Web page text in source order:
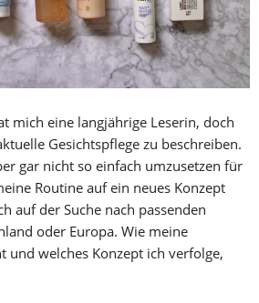
mich eine langjährige Leserin, doch
Gesichtspflege zu beschreiben.
gar nicht so einfach umzusetzen für
Routine auf ein neues Konzept
auf der Suche nach passenden
oder Europa. Wie meine
und welches Konzept ich verfolge,